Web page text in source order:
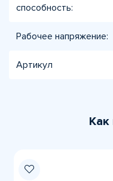
способность:
Рабочее напряжение:
Артикул
Как